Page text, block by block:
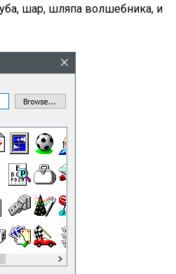
шар, шляпа волшебника, и